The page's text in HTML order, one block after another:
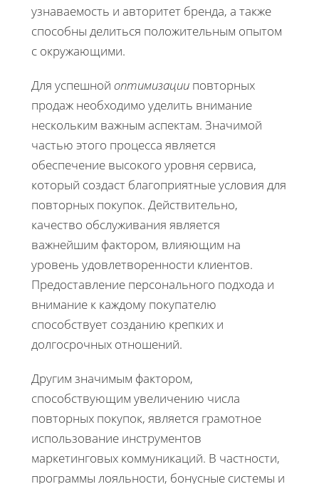
узнаваемость и авторитет бренда, а также
способны делиться положительным опытом
с окружающими.
Для успешной оптимизации повторных
продаж необходимо уделить внимание
нескольким важным аспектам. Значимой
частью этого процесса является
обеспечение высокого уровня сервиса,
который создаст благоприятные условия для
повторных покупок. Действительно,
качество обслуживания является
важнейшим фактором, влияющим на
уровень удовлетворенности клиентов.
Предоставление персонального подхода и
внимание к каждому покупателю
способствует созданию крепких и
долгосрочных отношений.
Другим значимым фактором,
способствующим увеличению числа
повторных покупок, является грамотное
использование инструментов
маркетинговых коммуникаций. В частности,
программы лояльности, бонусные системы и